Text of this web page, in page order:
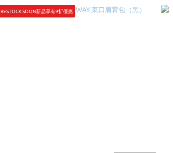
RESTOCK SOON新品享有9折優惠